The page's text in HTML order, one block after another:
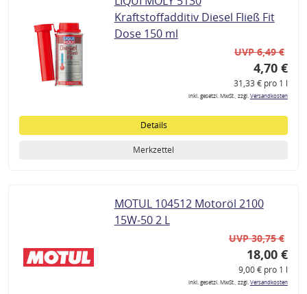
Kraftstoffadditiv Diesel Fließ Fit
Dose 150 ml
UVP 6,49 €
4,70 €
31,33 € pro 1 l
inkl. gesetzl. MwSt., zzgl.Versandkosten
Details
Merkzettel
MOTUL 104512 Motoröl 2100
15W-50 2 L
UVP 30,75 €
18,00 €
9,00 € pro 1 l
inkl. gesetzl. MwSt., zzgl.Versandkosten